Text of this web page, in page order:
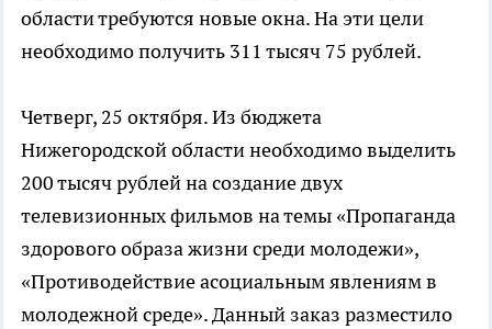
области требуются новые окна. На эти цели
необходимо получить 311 тысяч 75 рублей.
Четверг, 25 октября. Из бюджета
Нижегородской области необходимо выделить
200 тысяч рублей на создание двух
телевизионных фильмов на темы «Пропаганда
здорового образа жизни среди молодежи»,
«Противодействие асоциальным явлениям в
молодежной среде». Данный заказ разместило